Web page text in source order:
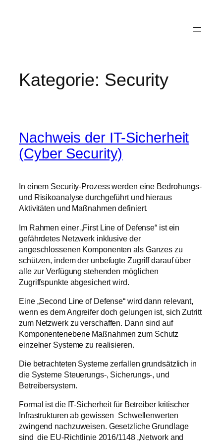
Kategorie: Security
Nachweis der IT-Sicherheit
(Cyber Security)
In einem Security-Prozess werden eine Bedrohungs-
und Risikoanalyse durchgeführt und hieraus
Aktivitäten und Maßnahmen definiert.
Im Rahmen einer „First Line of Defense“ ist ein
gefährdetes Netzwerk inklusive der
angeschlossenen Komponenten als Ganzes zu
schützen, indem der unbefugte Zugriff darauf über
alle zur Verfügung stehenden möglichen
Zugriffspunkte abgesichert wird.
Eine „Second Line of Defense“ wird dann relevant,
wenn es dem Angreifer doch gelungen ist, sich Zutritt
zum Netzwerk zu verschaffen. Dann sind auf
Komponentenebene Maßnahmen zum Schutz
einzelner Systeme zu realisieren.
Die betrachteten Systeme zerfallen grundsätzlich in
die Systeme Steuerungs-, Sicherungs-, und
Betreibersystem.
Formal ist die IT-Sicherheit für Betreiber kritischer
Infrastrukturen ab gewissen Schwellenwerten
zwingend nachzuweisen. Gesetzliche Grundlage
sind die EU-Richtlinie 2016/1148 „Network and